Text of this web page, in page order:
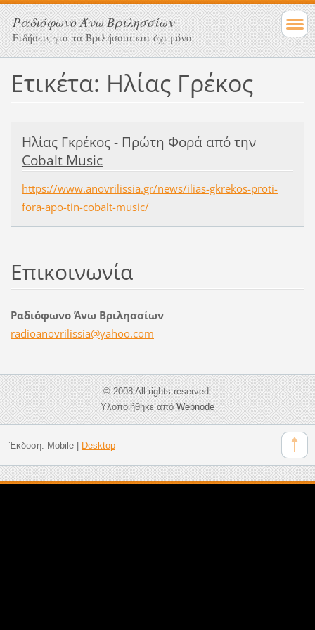
Ραδιόφωνο Άνω Βριλησσίων
Ειδήσεις για τα Βριλήσσια και όχι μόνο
Ετικέτα: Ηλίας Γρέκος
Ηλίας Γκρέκος - Πρώτη Φορά από την
Cobalt Music
https://www.anovrilissia.gr/news/ilias-gkrekos-proti-
fora-apo-tin-cobalt-music/
Επικοινωνία
Ραδιόφωνο Άνω Βριλησσίων
radioanovrilissia@yahoo.com
© 2008 All rights reserved.
Υλοποιήθηκε απόWebnode
Έκδοση: Mobile| Desktop